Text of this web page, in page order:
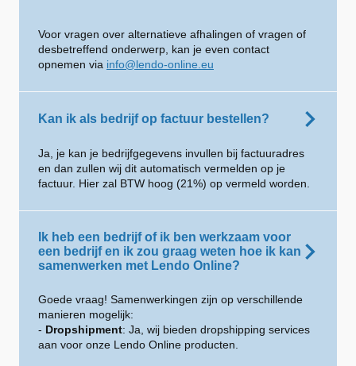
Voor vragen over alternatieve afhalingen of vragen of
desbetreffend onderwerp, kan je even contact
opnemen via info@lendo-online.eu
Kan ik als bedrijf op factuur bestellen?
Ja, je kan je bedrijfgegevens invullen bij factuuradres
en dan zullen wij dit automatisch vermelden op je
factuur. Hier zal BTW hoog (21%) op vermeld worden.
Ik heb een bedrijf of ik ben werkzaam voor
een bedrijf en ik zou graag weten hoe ik kan
samenwerken met Lendo Online?
Goede vraag! Samenwerkingen zijn op verschillende
manieren mogelijk:
- Dropshipment: Ja, wij bieden dropshipping services
aan voor onze Lendo Online producten.